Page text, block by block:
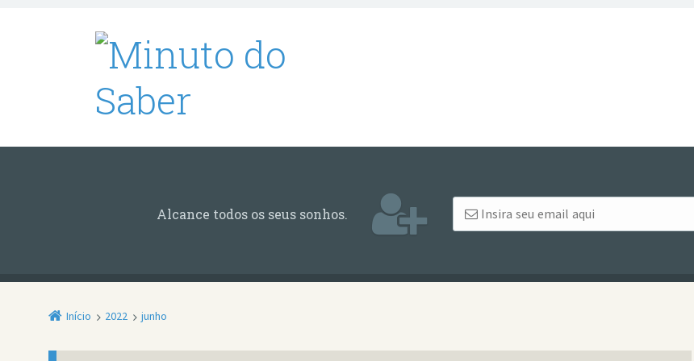
Alcance todos os seus sonhos.
Início 2022 junho